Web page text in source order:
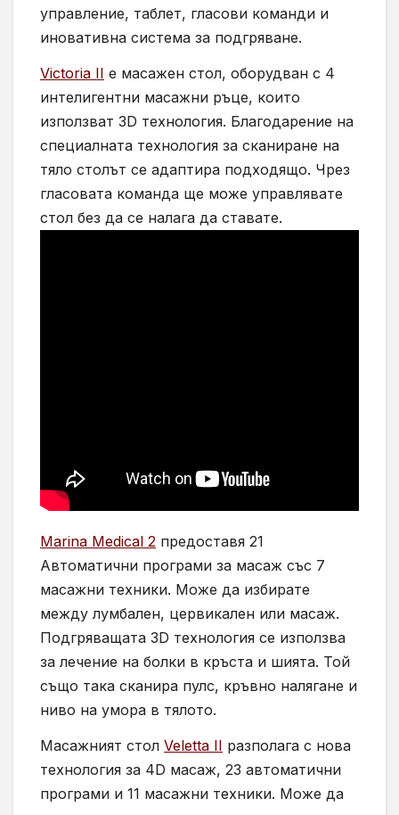
управление, таблет, гласови команди и
иновативна система за подгряване.
Victoria II е масажен стол, оборудван с 4
интелигентни масажни ръце, които
използват 3D технология. Благодарение на
специалната технология за сканиране на
тяло столът се адаптира подходящо. Чрез
гласовата команда ще може управлявате
стол без да се налага да ставате.
Мarina Medical 2 предоставя 21
Автоматични програми за масаж със 7
масажни техники. Може да избирате
между лумбален, цервикален или масаж.
Подгряващата 3D технология се използва
за лечение на болки в кръста и шията. Той
също така сканира пулс, кръвно налягане и
ниво на умора в тялото.
Масажният стол Veletta II разполага с нова
технология за 4D масаж, 23 автоматични
програми и 11 масажни техники. Може да